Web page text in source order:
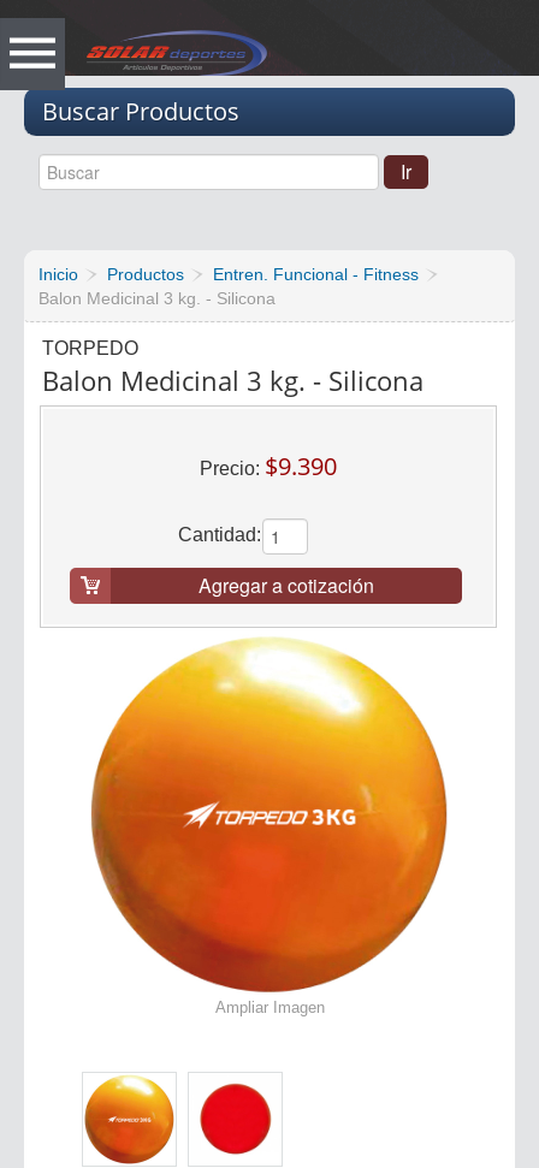
Buscar Productos
Inicio Productos
Entren. Funcional - Fitness
Balon Medicinal 3 kg. - Silicona
TORPEDO
Balon Medicinal 3 kg. - Silicona
Precio: $9.390
Cantidad:
Agregar a cotización
Ampliar Imagen